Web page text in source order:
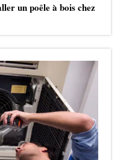
un poêle à bois chez